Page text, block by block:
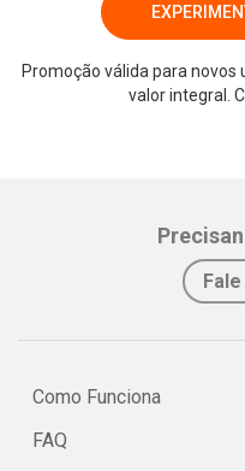
Promoção válida para novos
valor integral.
Como Funciona
FAQ